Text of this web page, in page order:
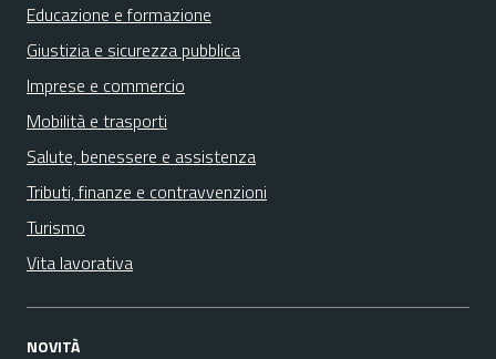
Educazione e formazione
Giustizia e sicurezza pubblica
Imprese e commercio
Mobilità e trasporti
Salute, benessere e assistenza
Tributi, finanze e contravvenzioni
Turismo
Vita lavorativa
NOVITÀ